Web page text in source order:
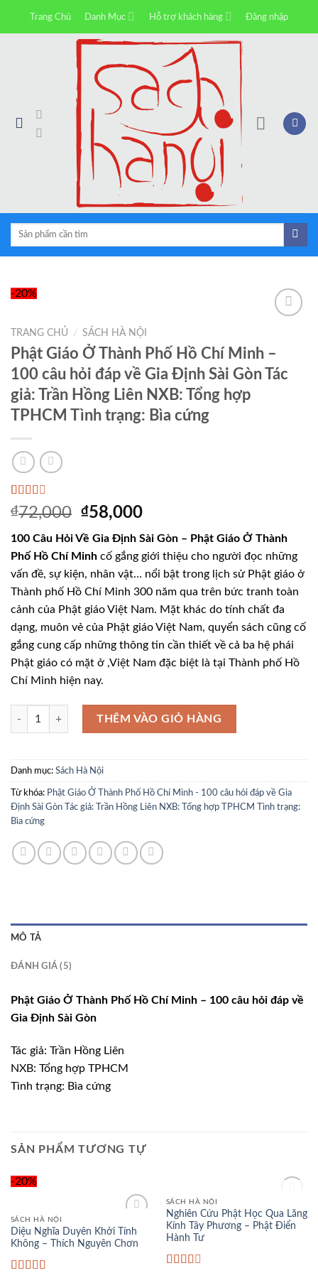
Trang Chủ Danh Mục Hỗ trợ khách hàng Đăng nhập
Tìm
-20%
TRANG CHỦ / SÁCH HÀ NỘI
Phật Giáo Ở Thành Phố Hồ Chí Minh –
100 câu hỏi đáp về Gia Định Sài Gòn Tác
giả: Trần Hồng Liên NXB: Tổng hợp
TPHCM Tình trạng: Bìa cứng
2.40
trên 5
trên
5
đánh
₫72,000 ₫58,000
100 Câu Hỏi Về Gia Định Sài Gòn – Phật Giáo Ở Thành
Phố Hồ Chí Minh cố gắng giới thiệu cho người đọc những
vấn đề, sự kiện, nhân vật… nổi bật trong lịch sử Phật giáo ở
Thành phố Hồ Chí Minh 300 năm qua trên bức tranh toàn
cảnh của Phật giáo Việt Nam. Mặt khác do tính chất đa
dạng, muôn vẻ của Phật giáo Việt Nam, quyển sách cũng cố
gắng cung cấp những thông tin cần thiết về cả ba hệ phái
Phật giáo có mặt ở ,Việt Nam đặc biệt là tại Thành phố Hồ
Chí Minh hiện nay.
Phật Giáo Ở Thành Phố Hồ Chí Minh - 100 câu hỏi đáp về Gia Định
THÊM VÀO GIỎ HÀNG
Danh mục: Sách Hà Nội
Từ khóa: Phật Giáo Ở Thành Phố Hồ Chí Minh - 100 câu hỏi đáp về Gia
Định Sài Gòn Tác giả: Trần Hồng Liên NXB: Tổng hợp TPHCM Tình trạng:
Bìa cứng
MÔ TẢ
ĐÁNH GIÁ (5)
Phật Giáo Ở Thành Phố Hồ Chí Minh – 100 câu hỏi đáp về
Gia Định Sài Gòn
Tác giả: Trần Hồng Liên
NXB: Tổng hợp TPHCM
Tình trạng: Bìa cứng
SẢN PHẨM TƯƠNG TỰ
-20%
Add to
Wishlist
SÁCH HÀ NỘI
Diệu Nghĩa Duyên Khởi Tính
Không – Thích Nguyên Chơn
Add to
Wishlist
HẾT HÀNG
SÁCH HÀ NỘI
Nghiên Cứu Phật Học Qua Lăng
Kính Tây Phương – Phật Điển
Hành Tư